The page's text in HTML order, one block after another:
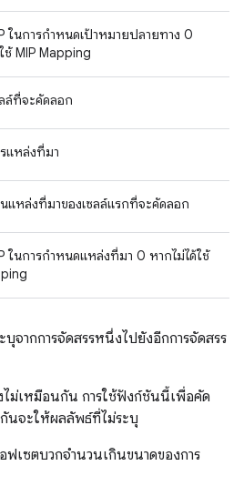
ในการกําหนดเป้าหมายปลายทาง 0
ช้ MIP Mapping
ล์ที่จะคัดลอก
แหล่งที่มา
แหล่งที่มาของเซลล์แรกที่จะคัดลอก
ในการกําหนดแหล่งที่มา 0 หากไม่ได้ใช้
จากการจัดสรรหนึ่งไปยังอีกการจัดสรร
ไม่เหมือนกัน การใช้ฟังก์ชันนี้เพื่อคัด
นจะให้ผลลัพธ์ที่ไม่ระบุ
เซตบวกจํานวนเกินขนาดของการ